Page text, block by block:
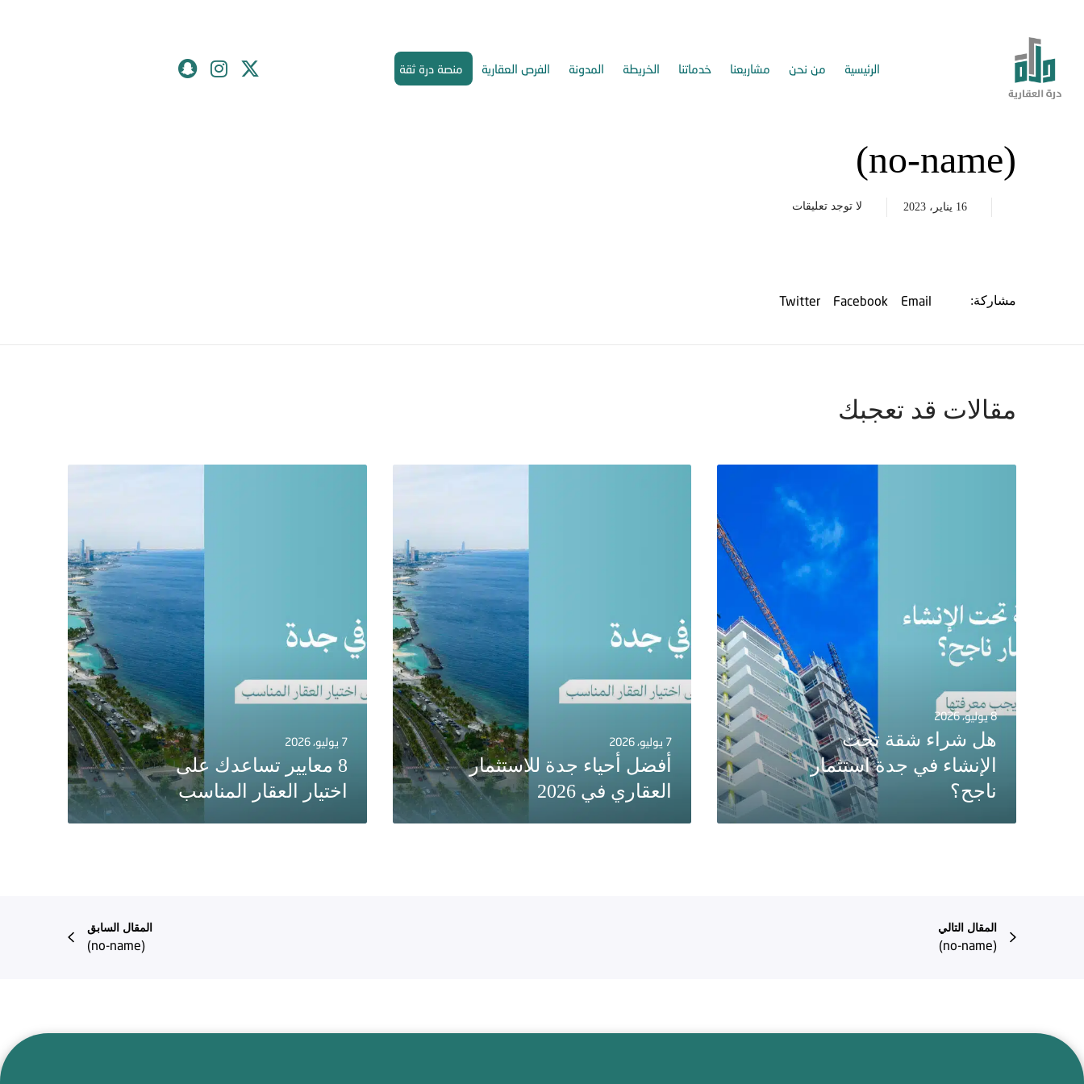
الرئيسية من نحن مشاريعنا خدماتنا الخريطة المدونة الفرص العقارية منصة درة ثقة
(no-name)
16 يناير، 2023 لا توجد تعليقات
مشاركة: Email
Facebook
Twitter
مقالات قد تعجبك
8 يوليو، 2026
هل شراء شقة تحت
الإنشاء في جدة استثمار
ناجح؟
7 يوليو، 2026
أفضل أحياء جدة للاستثمار
العقاري في 2026
7 يوليو، 2026
8 معايير تساعدك على
اختيار العقار المناسب
المقال السابق
(no-name)
المقال التالي
(no-name)